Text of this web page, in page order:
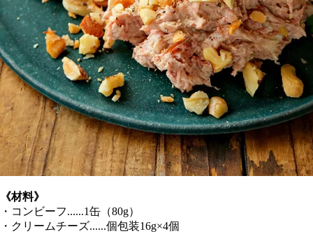
《材料》
・コンビーフ......1缶（80g）
・クリームチーズ......個包装16g×4個